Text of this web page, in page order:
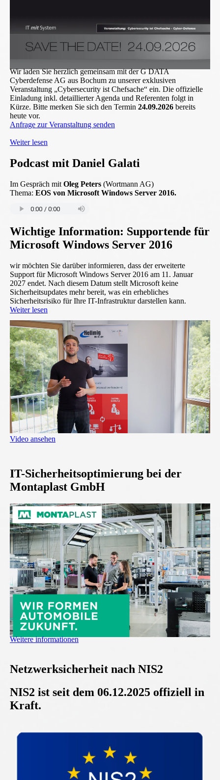
Wir laden Sie herzlich gemeinsam mit der G DATA
Cyberdefense AG aus Bochum zu unserer exklusiven
Veranstaltung „Cybersecurity ist Chefsache“ ein. Die offizielle
Einladung inkl. detaillierter Agenda und Referenten folgt in
Kürze. Bitte merken Sie sich den Termin 24.09.2026 bereits
heute vor.
Anfrage zur Veranstaltung senden
Weiter lesen
Podcast mit Daniel Galati
Im Gespräch mit Oleg Peters (Wortmann AG)
Thema: EOS von Microsoft Windows Server 2016.
Wichtige Information: Supportende für
Microsoft Windows Server 2016
wir möchten Sie darüber informieren, dass der erweiterte
Support für Microsoft Windows Server 2016 am 11. Januar
2027 endet. Nach diesem Datum stellt Microsoft keine
Sicherheitsupdates mehr bereit, was ein erhebliches
Sicherheitsrisiko für Ihre IT-Infrastruktur darstellen kann.
Weiter lesen
Video ansehen
IT-Sicherheitsoptimierung bei der
Montaplast GmbH
Weitere informationen
Netzwerksicherheit nach NIS2
NIS2 ist seit dem 06.12.2025 offiziell in
Kraft.